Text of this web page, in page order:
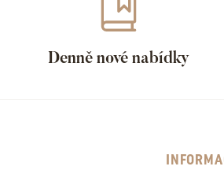
Denně nové nabídky